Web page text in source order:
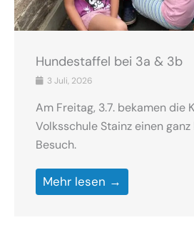
Hundestaffel bei 3a & 3b
3 Juli, 2026
Am Freitag, 3.7. bekamen die
Volksschule Stainz einen
Besuch.
Mehr lesen →